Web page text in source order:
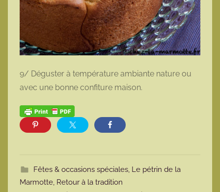
9/ Déguster à température ambiante nature ou
avec une bonne confiture maison.
Fêtes & occasions spéciales, Le pétrin de la
Marmotte, Retour à la tradition